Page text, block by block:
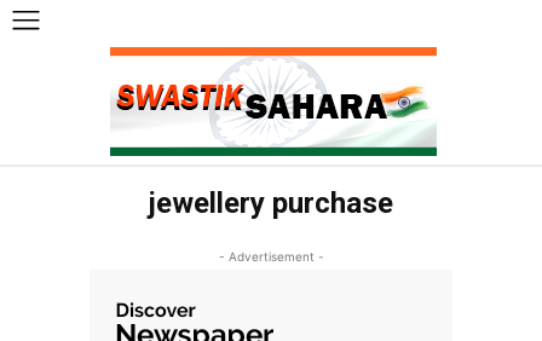
jewellery purchase
- Advertisement -